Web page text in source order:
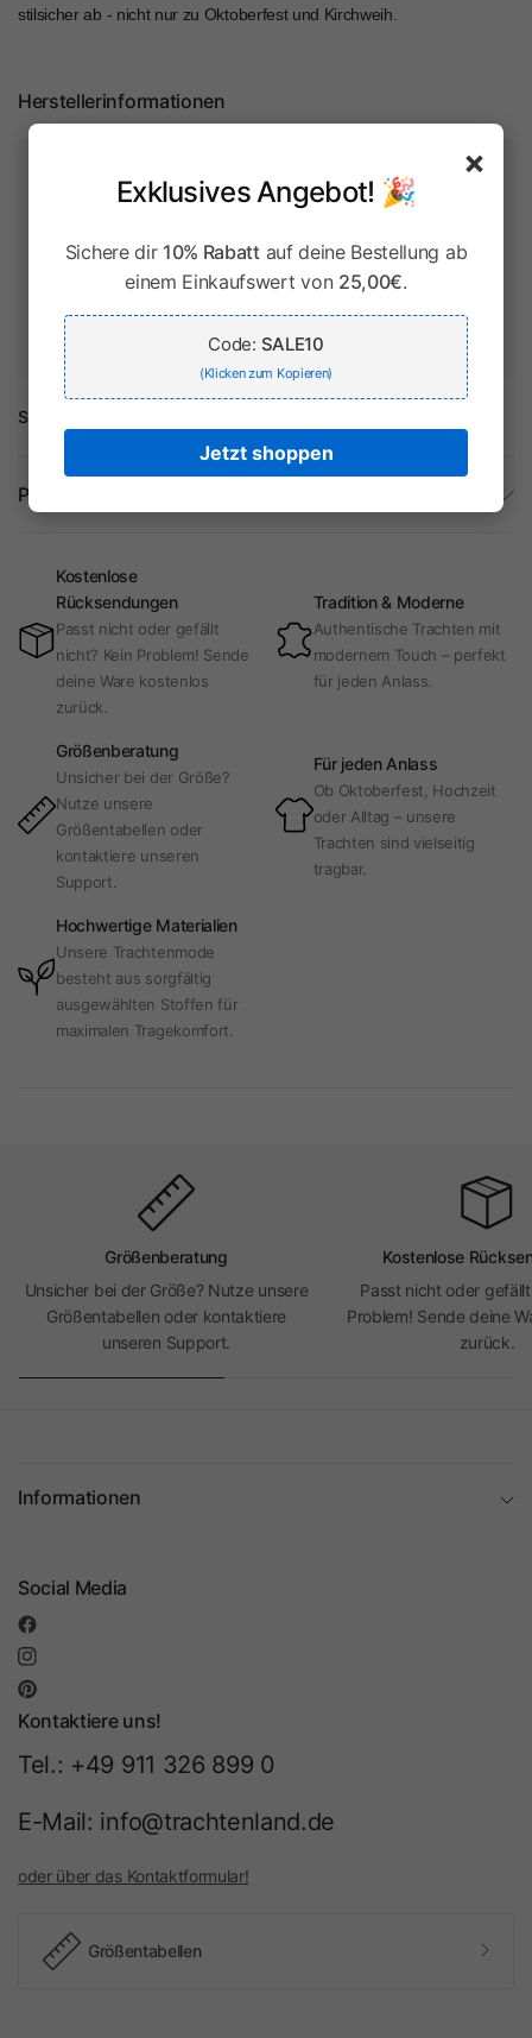
stilsicher ab - nicht nur zu Oktoberfest und Kirchweih.
Herstellerinformationen
Ihr Zahlungsinformationen werden sicher verarbeitet. Wir
speichern keine Kreditkartendaten und haben keinen Zugriff
auf Ihre Kreditkarteninformationen.
Share:
Produktdetails
Kostenlose
Rücksendungen
Passt nicht oder gefällt
nicht? Kein Problem! Sende
deine Ware kostenlos
zurück.
Tradition & Moderne
Authentische Trachten mit
modernem Touch – perfekt
für jeden Anlass.
Größenberatung
Unsicher bei der Größe?
Nutze unsere
Größentabellen oder
kontaktiere unseren
Support.
Für jeden Anlass
Ob Oktoberfest, Hochzeit
oder Alltag – unsere
Trachten sind vielseitig
tragbar.
Hochwertige Materialien
Unsere Trachtenmode
besteht aus sorgfältig
ausgewählten Stoffen für
maximalen Tragekomfort.
Größenberatung
Unsicher bei der Größe? Nutze unsere
Größentabellen oder kontaktiere
unseren Support.
Kostenlose
Passt nicht oder
Problem! Sende deine
zurück.
Informationen
Social Media
Kontaktiere uns!
Tel.: +49 911 326 899 0
E-Mail: info@trachtenland.de
oder über das Kontaktformular!
×
Exklusives Angebot! 🎉
Sichere dir 10% Rabattauf deine Bestellung ab
einem Einkaufswert von 25,00€.
Code: SALE10
(Klicken zum Kopieren)
Jetzt shoppen
Größentabellen